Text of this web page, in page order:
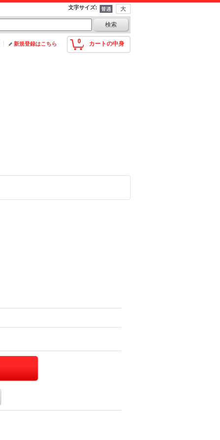
文字サイズ:
0 カートの中身
新規登録はこちら